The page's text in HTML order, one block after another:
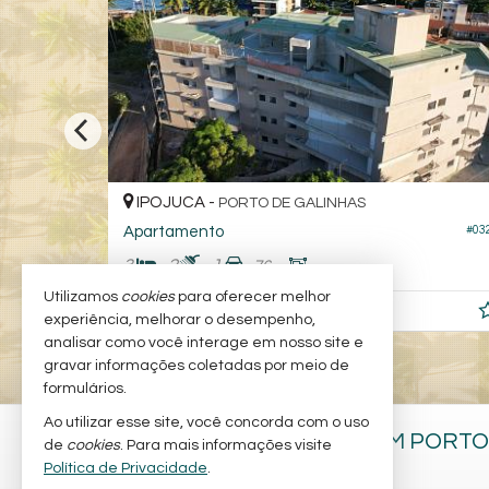
#043
IPOJUCA - PORTO DE GALINHAS
Apartamento
2 1 1 76,
R$ 1.490.000,
CESAR DANIEL IMÓVEIS EM
GALINHAS
Utilizamos cookiespara oferecer melhor
experiência, melhorar o desempenho,
analisar como você interage em nosso site e
gravar informações coletadas por meio de
formulários.
Ao utilizar esse site, você concorda com o uso
de cookies. Para mais informações visite
Política de Privacidade.